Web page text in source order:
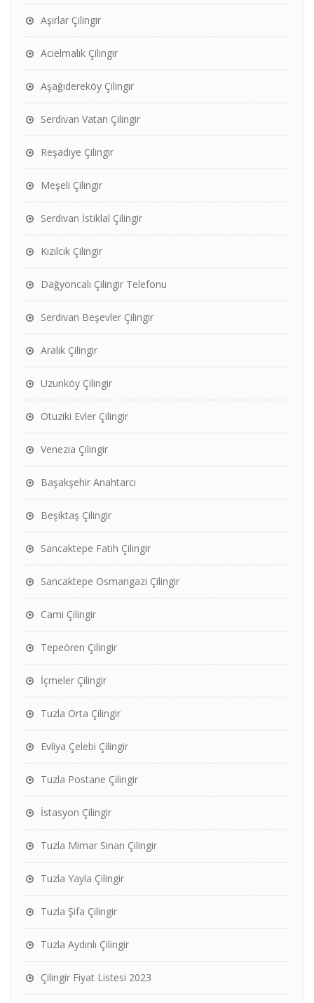
Aşırlar Çilingir
Acıelmalık Çilingir
Aşağıdereköy Çilingir
Serdivan Vatan Çilingir
Reşadiye Çilingir
Meşeli Çilingir
Serdivan İstiklal Çilingir
Kızılcık Çilingir
Dağyoncalı Çilingir Telefonu
Serdivan Beşevler Çilingir
Aralık Çilingir
Uzunköy Çilingir
Otuziki Evler Çilingir
Venezia Çilingir
Başakşehir Anahtarcı
Beşiktaş Çilingir
Sancaktepe Fatih Çilingir
Sancaktepe Osmangazi Çilingir
Cami Çilingir
Tepeören Çilingir
İçmeler Çilingir
Tuzla Orta Çilingir
Evliya Çelebi Çilingir
Tuzla Postane Çilingir
İstasyon Çilingir
Tuzla Mimar Sinan Çilingir
Tuzla Yayla Çilingir
Tuzla Şifa Çilingir
Tuzla Aydınlı Çilingir
Çilingir Fiyat Listesi 2023